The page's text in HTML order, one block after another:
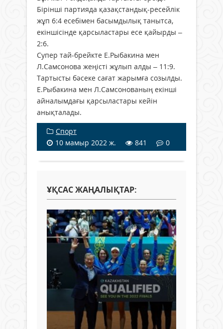
Бірінші партияда қазақстандық-ресейлік
жұп 6:4 есебімен басымдылық танытса,
екіншісінде қарсыластары есе қайырды –
2:6.
Супер тай-брейкте Е.Рыбакина мен
Л.Самсонова жеңісті жұлып алды – 11:9.
Тартысты бәсеке сағат жарымға созылды.
Е.Рыбакина мен Л.Самсонованың екінші
айналымдағы қарсыластары кейін
анықталады.
Спорт
10 мамыр 2022 ж.
841 0
ҰҚСАС ЖАҢАЛЫҚТАР: